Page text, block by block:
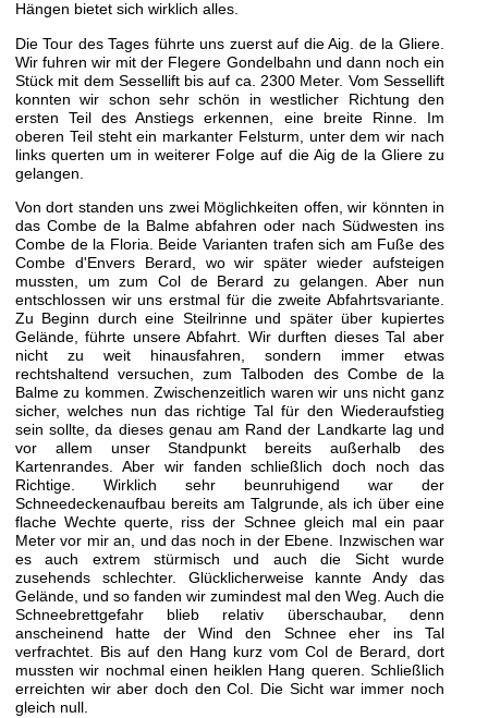
Hängen bietet sich wirklich alles.
Die Tour des Tages führte uns zuerst auf die Aig. de la Gliere.
Wir fuhren wir mit der Flegere Gondelbahn und dann noch ein
Stück mit dem Sessellift bis auf ca. 2300 Meter. Vom Sessellift
konnten wir schon sehr schön in westlicher Richtung den
ersten Teil des Anstiegs erkennen, eine breite Rinne. Im
oberen Teil steht ein markanter Felsturm, unter dem wir nach
links querten um in weiterer Folge auf die Aig de la Gliere zu
gelangen.
Von dort standen uns zwei Möglichkeiten offen, wir könnten in
das Combe de la Balme abfahren oder nach Südwesten ins
Combe de la Floria. Beide Varianten trafen sich am Fuße des
Combe d'Envers Berard, wo wir später wieder aufsteigen
mussten, um zum Col de Berard zu gelangen. Aber nun
entschlossen wir uns erstmal für die zweite Abfahrtsvariante.
Zu Beginn durch eine Steilrinne und später über kupiertes
Gelände, führte unsere Abfahrt. Wir durften dieses Tal aber
nicht zu weit hinausfahren, sondern immer etwas
rechtshaltend versuchen, zum Talboden des Combe de la
Balme zu kommen. Zwischenzeitlich waren wir uns nicht ganz
sicher, welches nun das richtige Tal für den Wiederaufstieg
sein sollte, da dieses genau am Rand der Landkarte lag und
vor allem unser Standpunkt bereits außerhalb des
Kartenrandes. Aber wir fanden schließlich doch noch das
Richtige. Wirklich sehr beunruhigend war der
Schneedeckenaufbau bereits am Talgrunde, als ich über eine
flache Wechte querte, riss der Schnee gleich mal ein paar
Meter vor mir an, und das noch in der Ebene. Inzwischen war
es auch extrem stürmisch und auch die Sicht wurde
zusehends schlechter. Glücklicherweise kannte Andy das
Gelände, und so fanden wir zumindest mal den Weg. Auch die
Schneebrettgefahr blieb relativ überschaubar, denn
anscheinend hatte der Wind den Schnee eher ins Tal
verfrachtet. Bis auf den Hang kurz vom Col de Berard, dort
mussten wir nochmal einen heiklen Hang queren. Schließlich
erreichten wir aber doch den Col. Die Sicht war immer noch
gleich null.